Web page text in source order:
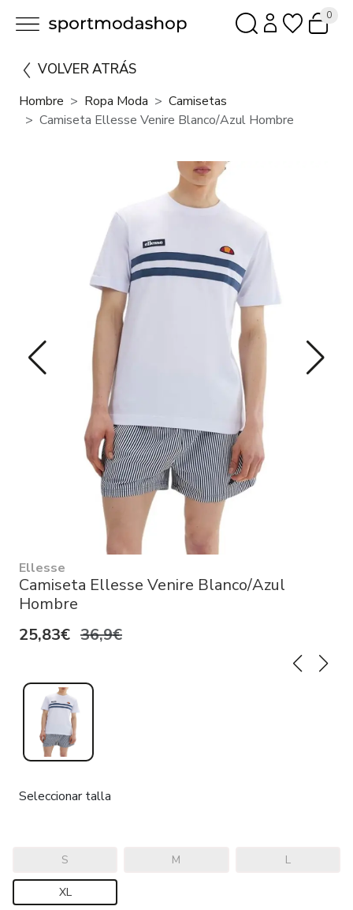
0
VOLVER ATRÁS
Hombre Ropa Moda
Camisetas
Camiseta Ellesse Venire Blanco/Azul Hombre
Ellesse
Camiseta Ellesse Venire Blanco/Azul
Hombre
25,83€ 36,9€
Seleccionar talla
S M L
XL